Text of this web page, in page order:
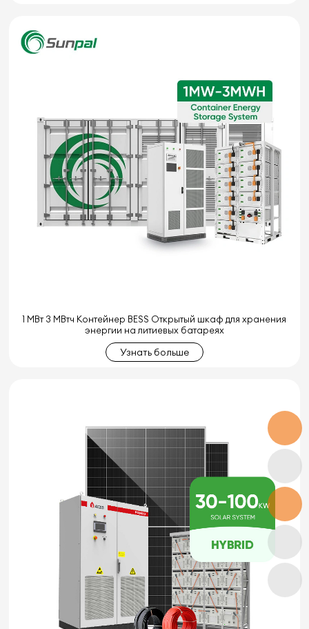
1 МВт 3 МВтч Контейнер BESS Открытый шкаф для хранения
энергии на литиевых батареях
Узнать больше